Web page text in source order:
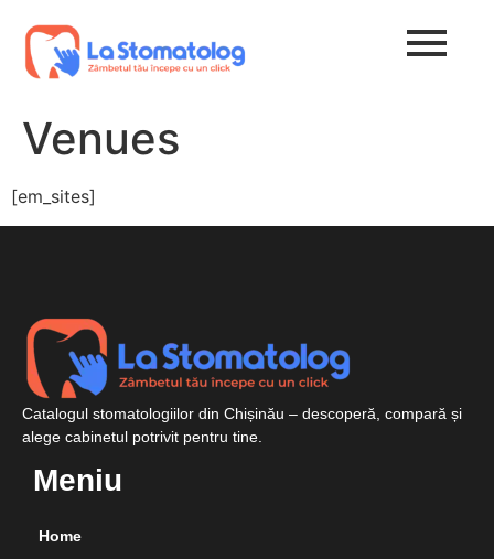
Venues
[em_sites]
Catalogul stomatologiilor din Chișinău – descoperă, compară și
alege cabinetul potrivit pentru tine.
Meniu
Home